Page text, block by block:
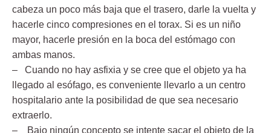
cabeza un poco más baja que el trasero, darle la vuelta y
hacerle cinco compresiones en el torax. Si es un niño
mayor, hacerle presión en la boca del estómago con
ambas manos.
– Cuando no hay asfixia y se cree que el objeto ya ha
llegado al esófago, es conveniente llevarlo a un centro
hospitalario ante la posibilidad de que sea necesario
extraerlo.
– Bajo ningún concepto se intente sacar el objeto de la